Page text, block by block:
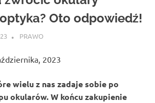
Oto odpowiedź!
ATROX
PRAWO
2023
wielu z nas zadaje sobie po
okularów. W końcu zakupienie